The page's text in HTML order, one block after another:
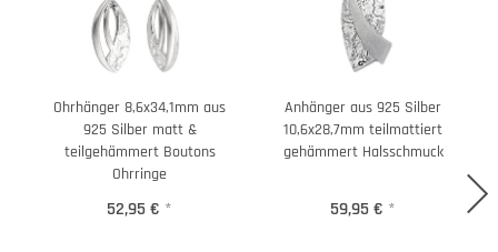
Ohrhänger 8,6x34,1mm aus
925 Silber matt &
teilgehämmert Boutons
Ohrringe
52,95 € *
Anhänger aus 925 Silber
10,6x28,7mm teilmattiert
gehämmert Halsschmuck
59,95 € *